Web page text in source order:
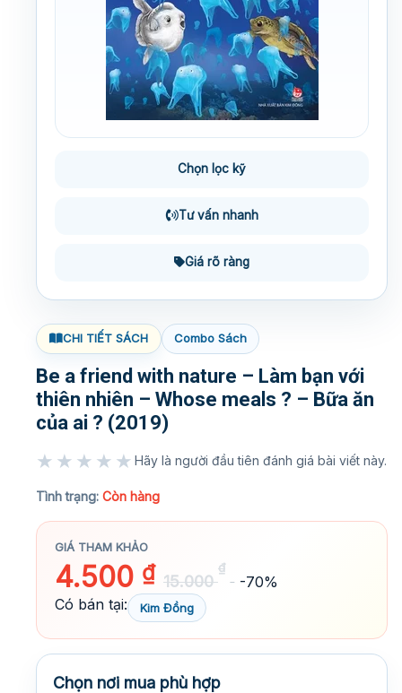
Chọn lọc kỹ
Tư vấn nhanh
Giá rõ ràng
CHI TIẾT SÁCH Combo Sách
Be a friend with nature – Làm bạn với
thiên nhiên – Whose meals ? – Bữa ăn
của ai ? (2019)
★★★★★ Hãy là người đầu tiên đánh giá bài viết này.
Tình trạng: Còn hàng
GIÁ THAM KHẢO
4.500 ₫ 15.000
₫
-70%
Có bán tại:
Kim Đồng
Chọn nơi mua phù hợp